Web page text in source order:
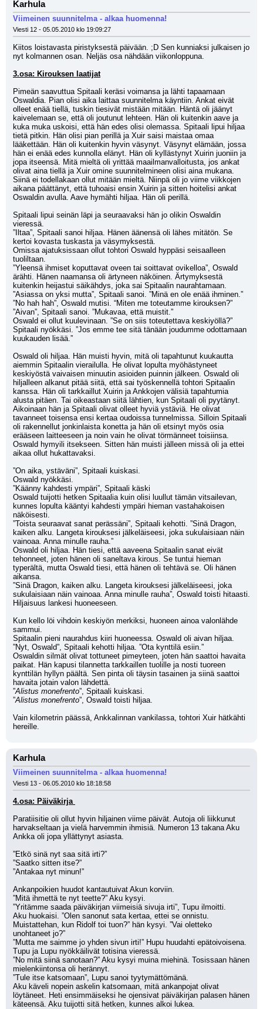
Karhula
Viimeinen suunnitelma - alkaa huomenna!
Viesti 12 - 05.05.2010 klo 19:09:27
Kiitos loistavasta piristyksestä päivään. ;D Sen kunniaksi julkaisen jo
nyt kolmannen osan. Neljäs osa nähdään viikonloppuna.
3.osa: Kirouksen laatijat
Pimeän saavuttua Spitaali keräsi voimansa ja lähti tapaamaan
Oswaldia. Pian olisi aika laittaa suunnitelma käyntiin. Ankat eivät
olleet enää tiellä, tuskin tiesivät mistään mitään. Häntä oli jäänyt
kaivelemaan se, että oli joutunut lehteen. Hän oli kuitenkin aave ja
kuka muka uskoisi, että hän edes olisi olemassa. Spitaali lipui hiljaa
tietä pitkin. Hän olisi pian perillä ja Xuir saisi maistaa omaa
lääkettään. Hän oli kuitenkin hyvin väsynyt. Väsynyt elämään, jossa
hän ei enää edes kunnolla elänyt. Hän oli kyllästynyt Xuirin juoniin ja
jopa itseensä. Mitä mieltä oli yrittää maailmanvalloitusta, jos ankat
olivat aina tiellä ja Xuir omine suunnitelmineen olisi aina mukana.
Siinä ei todellakaan ollut mitään mieltä. Niinpä oli jo viime viikkojen
aikana päättänyt, että tuhoaisi ensin Xuirin ja sitten hoitelisi ankat
Oswaldin avulla. Aave hymähti hiljaa. Hän oli perillä.
Spitaali lipui seinän läpi ja seuraavaksi hän jo olikin Oswaldin
vieressä.
”Iltaa”, Spitaali sanoi hiljaa. Hänen äänensä oli lähes mitätön. Se
kertoi kovasta tuskasta ja väsymyksestä.
Omissa ajatuksissaan ollut tohtori Oswald hyppäsi seisaalleen
tuoliltaan.
”Yleensä ihmiset koputtavat oveen tai soittavat ovikelloa”, Oswald
ärähti. Hänen naamansa oli ärtyneen näköinen. Ärtymyksestä
kuitenkin heijastui säikähdys, joka sai Spitaalin naurahtamaan.
”Asiassa on yksi mutta”, Spitaali sanoi. ”Minä en ole enää ihminen.”
”No hah hah”, Oswald mutisi. “Miten me toteutamme kirouksen?”
”Aivan”, Spitaali sanoi. ”Mukavaa, että muistit.”
Oswald ei ollut kuulevinaan. ”Se on siis toteutettava keskiyöllä?”
Spitaali nyökkäsi. ”Jos emme tee sitä tänään joudumme odottamaan
kuukauden lisää.”
Oswald oli hiljaa. Hän muisti hyvin, mitä oli tapahtunut kuukautta
aiemmin Spitaalin vierailulla. He olivat lopulta myöhästyneet
keskiyöstä vaivaisen minuutin asioiden puinnin jälkeen. Oswald oli
hiljalleen alkanut pitää siitä, että sai työskennellä tohtori Spitaalin
kanssa. Hän oli tarkkaillut Xuirin ja Ankkojen välisiä tapahtumia
alusta pitäen. Tai oikeastaan siitä lähtien, kun Spitaali oli pyytänyt.
Aikoinaan hän ja Spitaali olivat olleet hyviä ystäviä. He olivat
tavanneet toisensa ensi kertaa oudoissa tunnelmissa. Silloin Spitaali
oli rakennellut jonkinlaista konetta ja hän oli etsinyt myös osia
erääseen laitteeseen ja noin vain he olivat törmänneet toisiinsa.
Oswald hymyili itsekseen. Sitten hän muisti jälleen missä oli ja ettei
aikaa ollut hukattavaksi.
”On aika, ystäväni”, Spitaali kuiskasi.
Oswald nyökkäsi.
”Käänny kahdesti ympäri”, Spitaali käski
Oswald tuijotti hetken Spitaalia kuin olisi luullut tämän vitsailevan,
kunnes lopulta kääntyi kahdesti ympäri hieman vastahakoisen
näköisesti.
”Toista seuraavat sanat perässäni”, Spitaali kehotti. ”Sinä Dragon,
kaiken alku. Langeta kirouksesi jälkeläiseesi, joka sukulaisiaan näin
vainoaa. Anna minulle rauha.”
Oswald oli hiljaa. Hän tiesi, että aaveena Spitaalin sanat eivät
tehonneet, joten hänen oli saneltava kirous. Se tuntui hieman
typerältä, mutta Oswald tiesi, että hänen oli tehtävä se. Oli hänen
aikansa.
”Sinä Dragon, kaiken alku. Langeta kirouksesi jälkeläiseesi, joka
sukulaisiaan näin vainoaa. Anna minulle rauha”, Oswald toisti hitaasti.
Hiljaisuus lankesi huoneeseen.
Kun kello löi vihdoin keskiyön merkiksi, huoneen ainoa valonlähde
sammui.
Spitaalin pieni naurahdus kiiri huoneessa. Oswald oli aivan hiljaa.
”Nyt, Oswald”, Spitaali kehotti hiljaa. ”Ota kynttilä esiin.”
Oswaldin silmät olivat tottuneet pimeyteen, joten hän saattoi havaita
paikat. Hän kapusi tilannetta tarkkaillen tuolille ja nosti tuoreen
kynttilän hyllyn päältä. Sen pinta oli täysin tasainen ja siinä saattoi
havaita jotain valon lähdettä.
”Alistus monefrento”, Spitaali kuiskasi.
”Alistus monefrento”, Oswald toisti hiljaa.
Vain kilometrin päässä, Ankkalinnan vankilassa, tohtori Xuir hätkähti
hereille.
Karhula
Viimeinen suunnitelma - alkaa huomenna!
Viesti 13 - 06.05.2010 klo 18:18:58
4.osa: Päiväkirja
Paratiisitie oli ollut hyvin hiljainen viime päivät. Autoja oli liikkunut
harvakseltaan ja vielä harvemmin ihmisiä. Numeron 13 takana Aku
Ankka oli jopa yllättynyt asiasta.
”Etkö sinä nyt saa sitä irti?”
”Saatko sitten itse?”
”Antakaa nyt minun!”
Ankanpoikien huudot kantautuivat Akun korviin.
”Mitä ihmettä te nyt teette?” Aku kysyi.
”Yritämme saada päiväkirjan viimeisiä sivuja irti”, Tupu ilmoitti.
Aku huokaisi. ”Olen sanonut sata kertaa, ettei se onnistu.
Muistattehan, kun Ridolf toi tuon?” hän kysyi. ”Vai oletteko
unohtaneet jo?”
”Mutta me saimme jo yhden sivun irti!” Hupu huudahti epätoivoisena.
Tupu ja Lupu nyökkäilivät totisina vieressä.
”No mitä siinä sanotaan?” Aku kysyi muina miehinä. Tosissaan hänen
mielenkiintonsa oli herännyt.
”Tule itse katsomaan”, Lupu sanoi tyytymättömänä.
Aku käveli nopein askelin katsomaan, mitä ankanpojat olivat
löytäneet. Heti ensimmäiseksi he ojensivat päiväkirjan palasen hänen
käteensä. Aku tuijotti sitä hetken, kunnes alkoi lukea.